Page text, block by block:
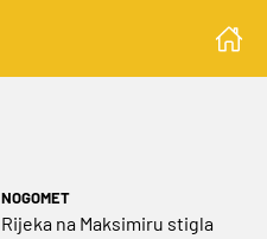
NOGOMET
Rijeka na Maksimiru stigla